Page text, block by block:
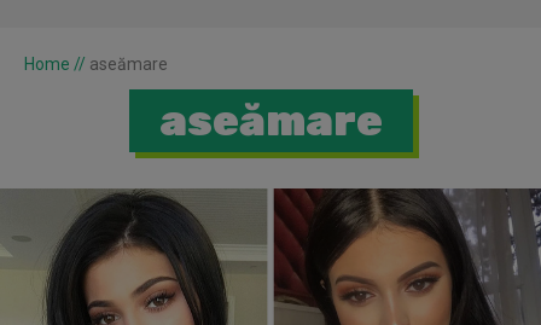
Home // aseămare
aseămare